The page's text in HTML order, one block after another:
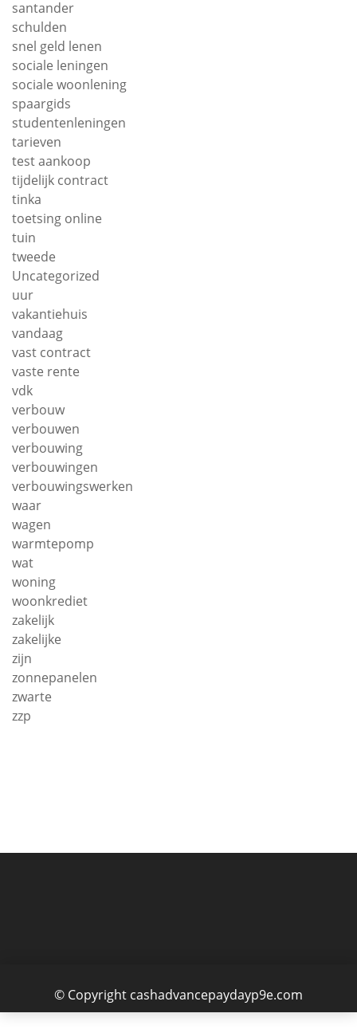
santander
schulden
snel geld lenen
sociale leningen
sociale woonlening
spaargids
studentenleningen
tarieven
test aankoop
tijdelijk contract
tinka
toetsing online
tuin
tweede
Uncategorized
uur
vakantiehuis
vandaag
vast contract
vaste rente
vdk
verbouw
verbouwen
verbouwing
verbouwingen
verbouwingswerken
waar
wagen
warmtepomp
wat
woning
woonkrediet
zakelijk
zakelijke
zijn
zonnepanelen
zwarte
zzp
© Copyright cashadvancepaydayp9e.com